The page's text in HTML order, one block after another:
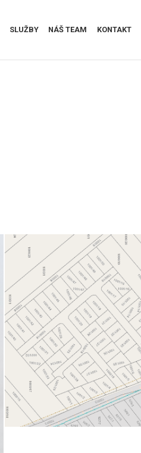
SLUŽBY NÁŠ TEAM KONTAKT
Mapa Zvončín.png